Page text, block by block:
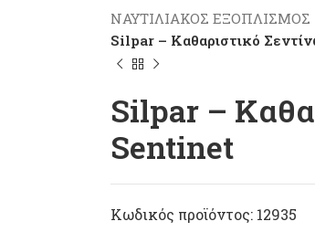
ΝΑΥΤΙΛΙΑΚΟΣ ΕΞΟΠΛΙΣΜΟΣ
Silpar – Kαθαριστικό
Silpar –
Sentinet
Κωδικός προϊόντος: 12935